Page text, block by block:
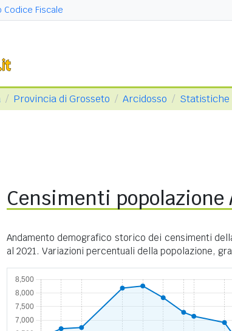
Codice Fiscale
Provincia di Grosseto Arcidosso Statistiche
Censimenti popolazione
Andamento demografico storico dei censimenti
al 2021. Variazioni percentuali della popolazione,